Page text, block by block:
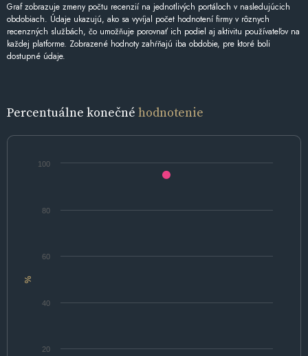
Graf zobrazuje zmeny počtu recenzií na jednotlivých portáloch v nasledujúcich
obdobiach. Údaje ukazujú, ako sa vyvíjal počet hodnotení firmy v rôznych
recenzných službách, čo umožňuje porovnať ich podiel aj aktivitu používateľov na
každej platforme. Zobrazené hodnoty zahŕňajú iba obdobie, pre ktoré boli
dostupné údaje.
Percentuálne konečné hodnotenie
%
20
40
60
80
100